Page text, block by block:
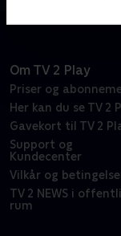
Om TV 2 Play
Priser og
Her kan du se TV 2
Gavekort til TV 2
Support og
Kundecenter
Vilkår og
TV 2 NEWS i
rum